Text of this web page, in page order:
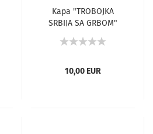
Kapa "TROBOJKA
SRBIJA SA GRBOM"
10,00 EUR